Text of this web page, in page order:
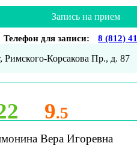
Запись на прием
Телефон для записи: 8 (812)
Римского-Корсакова Пр., д. 87
9.5
Вера Игоревна